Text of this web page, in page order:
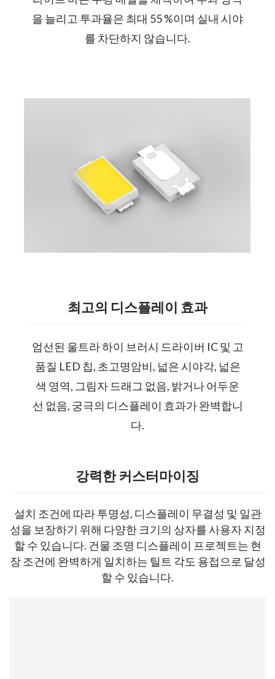
을 늘리고 투과율은 최대 55 %이며 실내 시야
를 차단하지 않습니다.
최고의 디스플레이 효과
엄선된 울트라 하이 브러시 드라이버 IC 및 고
품질 LED 칩, 초고명암비, 넓은 시야각, 넓은
색 영역, 그림자 드래그 없음, 밝거나 어두운
선 없음, 궁극의 디스플레이 효과가 완벽합니
다.
강력한 커스터마이징
설치 조건에 따라 투명성, 디스플레이 무결성 및 일관
성을 보장하기 위해 다양한 크기의 상자를 사용자 지정
할 수 있습니다. 건물 조명 디스플레이 프로젝트는 현
장 조건에 완벽하게 일치하는 틸트 각도 용접으로 달성
할 수 있습니다.